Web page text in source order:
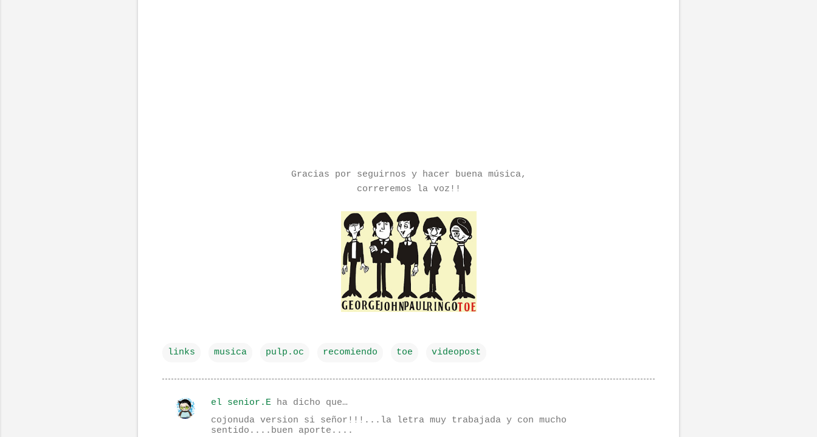
Gracias por seguirnos y hacer buena música,
correremos la voz!!
links musica pulp.oc recomiendo toe videopost
C
el senior.E ha dicho que…
cojonuda version si señor!!!...la letra muy trabajada y con mucho
sentido....buen aporte....